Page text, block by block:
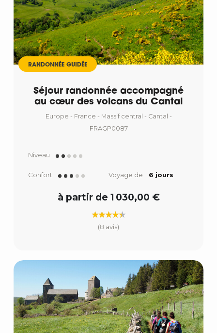
RANDONNÉE GUIDÉE
Séjour randonnée accompagné
au cœur des volcans du Cantal
Europe - France - Massif central - Cantal -
FRAGP0087
Niveau
Confort Voyage de 6 jours
à partir de 1 030,00 €
(8 avis)